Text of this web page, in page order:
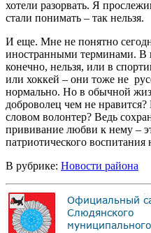
хотели разорвать. Я
стали понимать – так нельзя.
И еще. Мне не понятно
иностранными терминами. В
конечно, нельзя, или в
или хоккей – они тоже не
нормально. Но в обычной
доброволец чем не
словом волонтер? Ведь
прививание любви к нему –
патриотического
В рубрике: Новости района